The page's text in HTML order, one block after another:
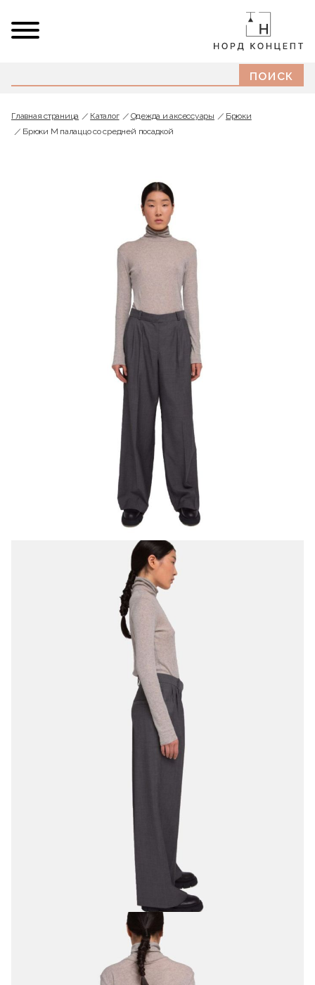
Главная страница Каталог Одежда и аксессуары
Брюки
Брюки М палаццо со средней посадкой